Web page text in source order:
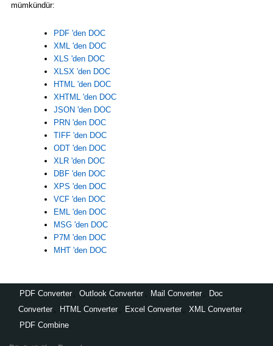
mümkündür:
PDF 'den DOC
XML 'den DOC
XLS 'den DOC
XLSX 'den DOC
HTML 'den DOC
XHTML 'den DOC
JSON 'den DOC
PRN 'den DOC
TIFF 'den DOC
ODT 'den DOC
XLR 'den DOC
DBF 'den DOC
XPS 'den DOC
VCF 'den DOC
EML 'den DOC
MSG 'den DOC
P7M 'den DOC
MHT 'den DOC
PDF Converter Outlook Converter Mail Converter
Doc
Converter
HTML Converter Excel Converter XML Converter
PDF Combine